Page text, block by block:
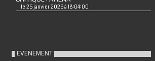
le 25 janvier 2026 à 18:04:00
EVENEMENT